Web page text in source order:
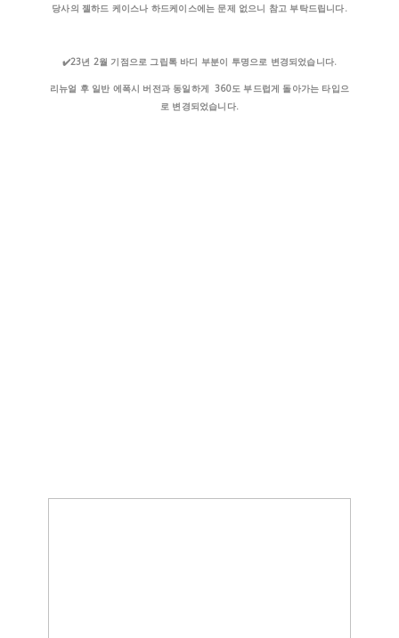
당사의 젤하드 케이스나 하드케이스에는 문제 없으니 참고 부탁드립니다.
✔️23년 2월 기점으로 그립톡 바디 부분이 투명으로 변경되었습니다.
리뉴얼 후 일반 에폭시 버전과 동일하게 360도 부드럽게 돌아가는 타입으
로 변경되었습니다.